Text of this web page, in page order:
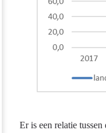
Er is een relatie